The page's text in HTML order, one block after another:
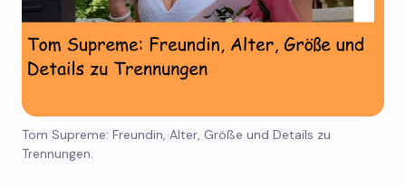
Tom Supreme: Freundin, Alter, Größe und Details zu
Trennungen.